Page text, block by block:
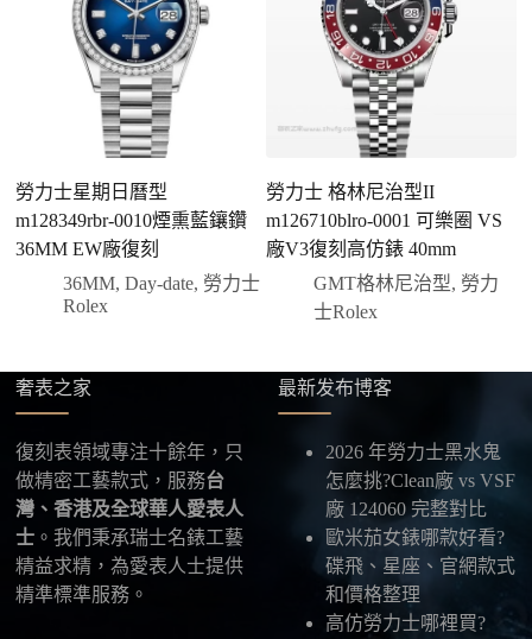
客服會與您確認品牌、尺寸、顏色、配件等細節，如
有現貨會直接幫您預留；若需要排單，我們也會事先
說明大約出貨時間。
三、安排付款方式
您可以選擇先付少量訂金預留貨品，餘款在出貨
前或收到實拍照片後再支付；也可以一次性全額
付款，我們會在原有價格基礎上盡量幫您爭取更
優惠的方案。部分地區可協助安排較安全的到付
方式，具體以當下說明為準。
四、填寫收件資料與出貨
確認款式與付款後，把收件人姓名、地址及聯絡方式
供最新物流資訊與查件連結。
五、海外寄送說明
本店支援寄送至香港、澳門、台灣、欧美以及其他海
外地區，運費會依照目的地與物流方案另行報價，客
服在出貨前會跟您確認清楚。
最後：喜歡就別拖太久，有些熱門款現貨數量有
限，早一步確認，就能早一點戴上喜歡的腕錶。
勞力士星期日曆型
m128349rbr-0010煙熏藍鑲鑽
36MM EW廠復刻
36MM,Day-date, 勞力士
Rolex
勞力士 格林尼治型II
m126710blro-0001 可樂圈 VS
廠V3復刻高仿錶 40mm
GMT格林尼治型, 勞力
士Rolex
奢表之家
復刻表領域專注十餘年，只
做精密工藝款式，服務台
灣、香港及全球華人愛表人
士 。我們秉承瑞士名錶工藝
精益求精，為愛表人士提供
精準標準服務。
最新发布博客
2026 年勞力士黑水鬼
怎麼挑?Clean廠 vs VSF
廠 124060 完整對比
歐米茄女錶哪款好看?
碟飛、星座、官網款式
和價格整理
高仿勞力士哪裡買?